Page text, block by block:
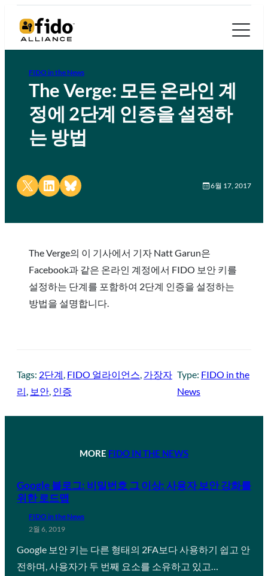
FIDO in the News
The Verge: 모든 온라인 계
정에 2단계 인증을 설정하
는 방법
Share on X Share on LinkedIn
Share on Bluesky 6월 17, 2017
The Verge의 이 기사에서 기자 Natt Garun은
Facebook과 같은 온라인 계정에서 FIDO 보안 키를
설정하는 단계를 포함하여 2단계 인증을 설정하는
방법을 설명합니다.
Tags: 2단계 FIDO 얼라이언스 가장자
리 보안 인증
Type: FIDO in the
News
MORE FIDO IN THE NEWS
Google 블로그: 비밀번호 그 이상: 사용자 보안 강화를
위한 로드맵
FIDO in the News
2월 6, 2019
Google 보안 키는 다른 형태의 2FA보다 사용하기 쉽고 안
전하며, 사용자가 두 번째 요소를 소유하고 있고…